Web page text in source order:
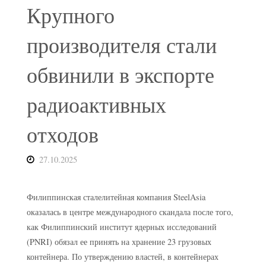
Крупного
производителя стали
обвинили в экспорте
радиоактивных
отходов
27.10.2025
Филиппинская сталелитейная компания SteelAsia
оказалась в центре международного скандала после того,
как Филиппинский институт ядерных исследований
(PNRI) обязал ее принять на хранение 23 грузовых
контейнера. По утверждению властей, в контейнерах